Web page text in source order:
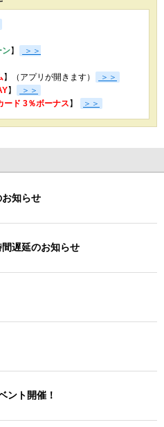
ン】 ＞＞
】（アプリが開きます）
＞＞
】
＞＞
ード 3％ボーナス 】 ＞＞
お知らせ
間遅延のお知らせ
ント開催！